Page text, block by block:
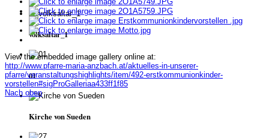
volksaltar_1
01
Kirche von Sueden
View the embedded image gallery online at:
http://www.pfarre-maria-anzbach.at/aktuelles-in-unserer-
pfarre/veranstaltungshighlights/item/492-erstkommunionkinder-
vorstellen#sigProGalleriaa433ff1f85
Nach oben